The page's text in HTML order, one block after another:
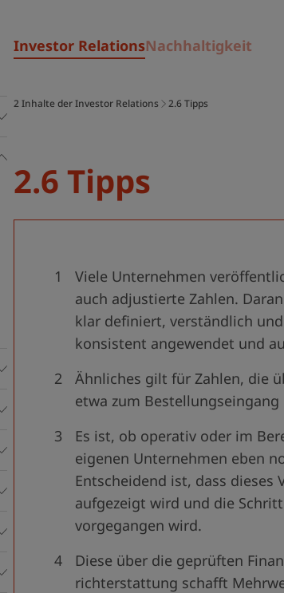
Investor RelationsNachhaltigkeit
2 Inhalte der Investor Relations 2.6 Tipps
2.6 Tipps
Viele Unternehmen
auch adjustierte Zahlen.
klar definiert, verständlich
konsistent angewendet und
Ähnliches gilt für Zahlen, die
etwa zum
Es ist, ob operativ oder im
eigenen Unternehmen eben
Entscheidend ist, dass dieses
aufgezeigt wird und die
vorgegangen wird.
Diese über die geprüften
richterstattung schafft